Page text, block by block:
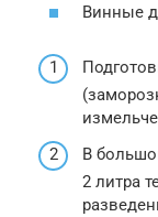
Винные
В
2 литра